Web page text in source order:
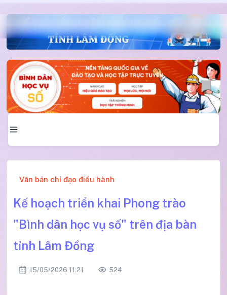
Văn bản chỉ đạo điều hành
Kế hoạch triển khai Phong trào
"Bình dân học vụ số" trên địa bàn
tỉnh Lâm Đồng
15/05/2026 11:21 524